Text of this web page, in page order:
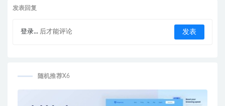
发表回复
登录... 后才能评论
随机推荐X6